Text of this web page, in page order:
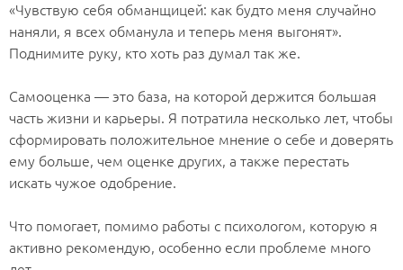
«Чувствую себя обманщицей: как будто меня случайно
наняли, я всех обманула и теперь меня выгонят».
Поднимите руку, кто хоть раз думал так же.
Самооценка — это база, на которой держится большая
часть жизни и карьеры. Я потратила несколько лет, чтобы
сформировать положительное мнение о себе и доверять
ему больше, чем оценке других, а также перестать
искать чужое одобрение.
Что помогает, помимо работы с психологом, которую я
активно рекомендую, особенно если проблеме много